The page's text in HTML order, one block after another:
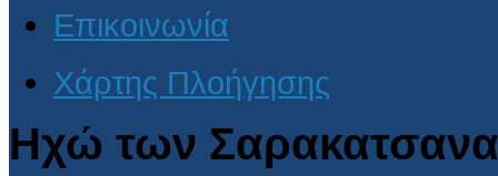
Επικοινωνία
Χάρτης Πλοήγησης
Ηχώ των